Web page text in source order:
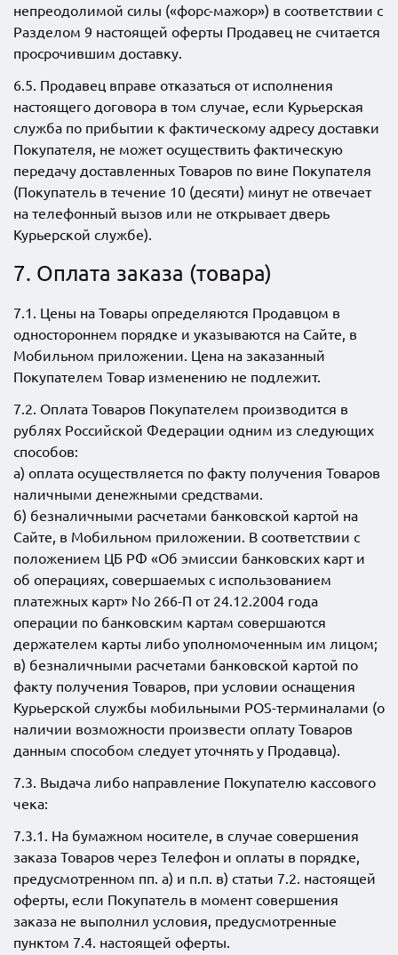
непреодолимой силы («форс-мажор») в соответствии с
Разделом 9 настоящей оферты Продавец не считается
просрочившим доставку.
6.5. Продавец вправе отказаться от исполнения
настоящего договора в том случае, если Курьерская
служба по прибытии к фактическому адресу доставки
Покупателя, не может осуществить фактическую
передачу доставленных Товаров по вине Покупателя
(Покупатель в течение 10 (десяти) минут не отвечает
на телефонный вызов или не открывает дверь
Курьерской службе).
7. Оплата заказа (товара)
7.1. Цены на Товары определяются Продавцом в
одностороннем порядке и указываются на Сайте, в
Мобильном приложении. Цена на заказанный
Покупателем Товар изменению не подлежит.
7.2. Оплата Товаров Покупателем производится в
рублях Российской Федерации одним из следующих
способов:
а) оплата осуществляется по факту получения Товаров
наличными денежными средствами.
б) безналичными расчетами банковской картой на
Сайте, в Мобильном приложении. В соответствии с
положением ЦБ РФ «Об эмиссии банковских карт и
об операциях, совершаемых с использованием
платежных карт» No 266-П от 24.12.2004 года
операции по банковским картам совершаются
держателем карты либо уполномоченным им лицом;
в) безналичными расчетами банковской картой по
факту получения Товаров, при условии оснащения
Курьерской службы мобильными POS-терминалами (о
наличии возможности произвести оплату Товаров
данным способом следует уточнять у Продавца).
7.3. Выдача либо направление Покупателю кассового
чека:
7.3.1. На бумажном носителе, в случае совершения
заказа Товаров через Телефон и оплаты в порядке,
предусмотренном пп. а) и п.п. в) статьи 7.2. настоящей
оферты, если Покупатель в момент совершения
заказа не выполнил условия, предусмотренные
пунктом 7.4. настоящей оферты.